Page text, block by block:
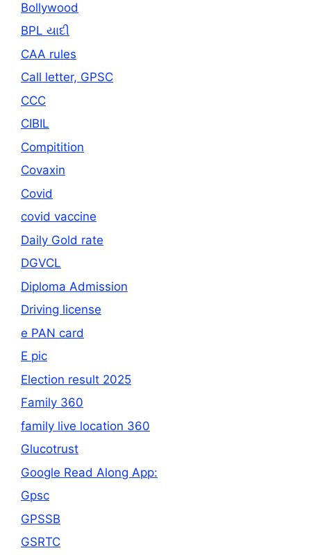
Bollywood
BPL યાદી
CAA rules
Call letter, GPSC
CCC
CIBIL
Compitition
Covaxin
Covid
covid vaccine
Daily Gold rate
DGVCL
Diploma Admission
Driving license
e PAN card
E pic
Election result 2025
Family 360
family live location 360
Glucotrust
Google Read Along App:
Gpsc
GPSSB
GSRTC